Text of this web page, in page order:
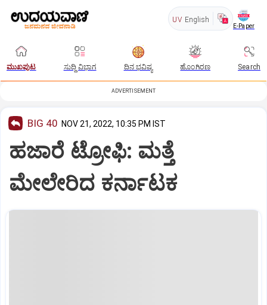
UV English
E-Paper
ಮುಖಪುಟ ಸುದ್ದಿ ವಿಭಾಗ ದಿನ ಭವಿಷ್ಯ ಹೊಂಗಿರಣ Search
ADVERTISEMENT
BIG 40 NOV 21, 2022, 10:35 PM IST
ಹಜಾರೆ ಟ್ರೋಫಿ: ಮತ್ತೆ
ಮೇಲೇರಿದ ಕರ್ನಾಟಕ